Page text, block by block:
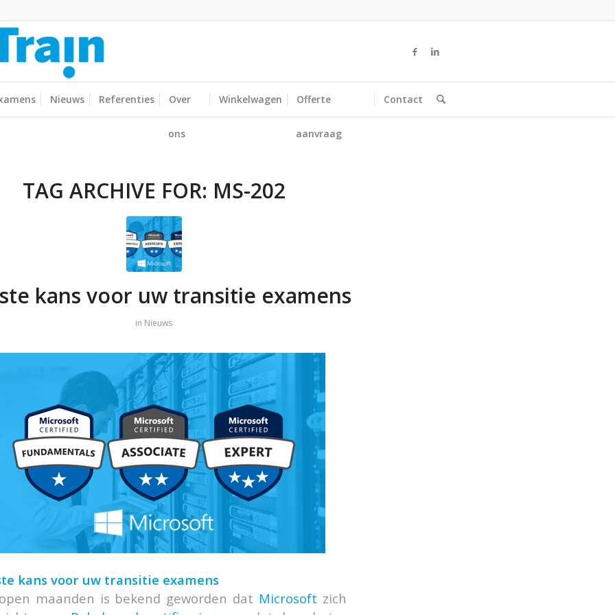
Nieuws Referenties Over
ons
Winkelwagen Offerte
aanvraag
Contact
TAG ARCHIVE FOR: MS-202
kans voor uw transitie examens
in Nieuws
kans voor uw transitie examens
maanden is bekend geworden dat Microsoft zich